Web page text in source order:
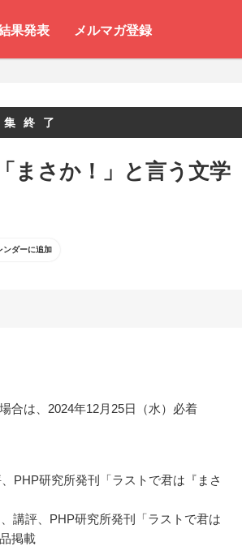
果発表 メルマガ登録
集終了
まさか！」と言う文学
ダーに追加
合は、2024年12月25日（水）必着
PHP研究所発刊「ラストで君は『まさ
講評、PHP研究所発刊「ラストで君は
掲載